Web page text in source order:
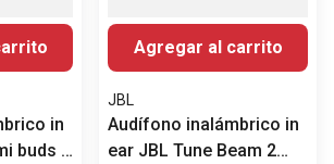
in
buds 6
Agregar al carrito
JBL
Audífono inalámbrico in
ear JBL Tune Beam 2